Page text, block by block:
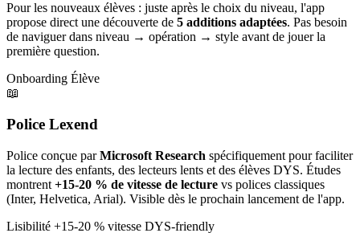
Pour les nouveaux élèves : juste après le choix du niveau, l'app
propose direct une découverte de 5 additions adaptées. Pas besoin
de naviguer dans niveau → opération → style avant de jouer la
première question.
Onboarding Élève
📖
Police Lexend
Police conçue parMicrosoft Research spécifiquement pour faciliter
la lecture des enfants, des lecteurs lents et des élèves DYS. Études
montrent +15-20 % de vitesse de lecture vs polices classiques
(Inter, Helvetica, Arial). Visible dès le prochain lancement de l'app.
Lisibilité +15-20 % vitesse DYS-friendly